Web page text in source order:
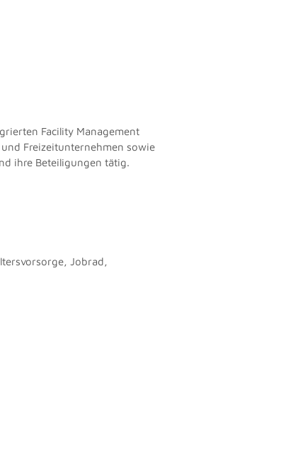
Facility Management
Freizeitunternehmen sowie
ihre Beteiligungen tätig.
Jobrad,